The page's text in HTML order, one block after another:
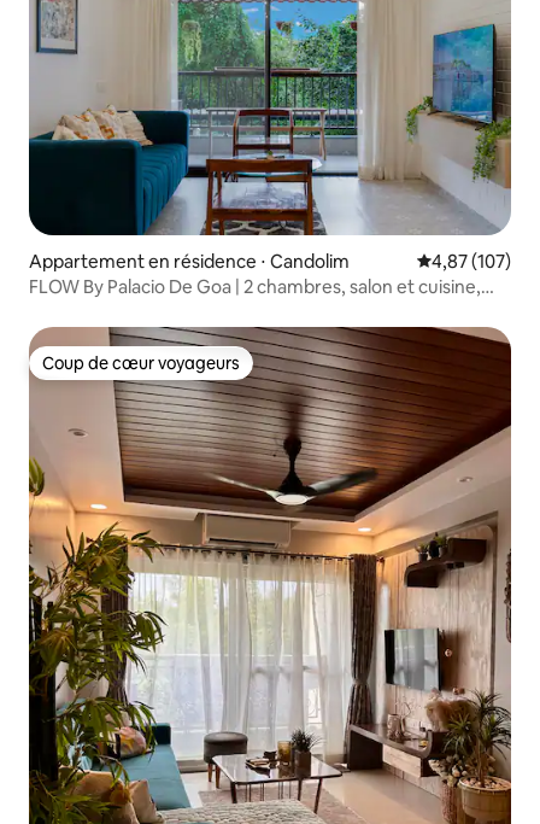
Appartement en résidence ⋅ Candolim Évaluation
4,87 (107)
FLOW By Palacio De Goa | 2 chambres, salon et cuisine,
Coup de cœur voyageurs
Coup de cœur voyageurs